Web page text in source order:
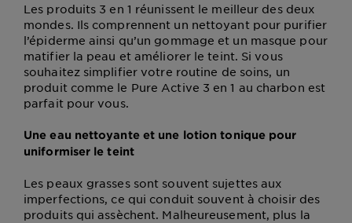
Les produits 3 en 1 réunissent le meilleur des deux
mondes. Ils comprennent un nettoyant pour purifier
l’épiderme ainsi qu’un gommage et un masque pour
matifier la peau et améliorer le teint. Si vous
souhaitez simplifier votre routine de soins, un
produit comme le Pure Active 3 en 1 au charbon est
parfait pour vous.
Une eau nettoyante et une lotion tonique pour
uniformiser le teint
Les peaux grasses sont souvent sujettes aux
imperfections, ce qui conduit souvent à choisir des
produits qui assèchent. Malheureusement, plus la